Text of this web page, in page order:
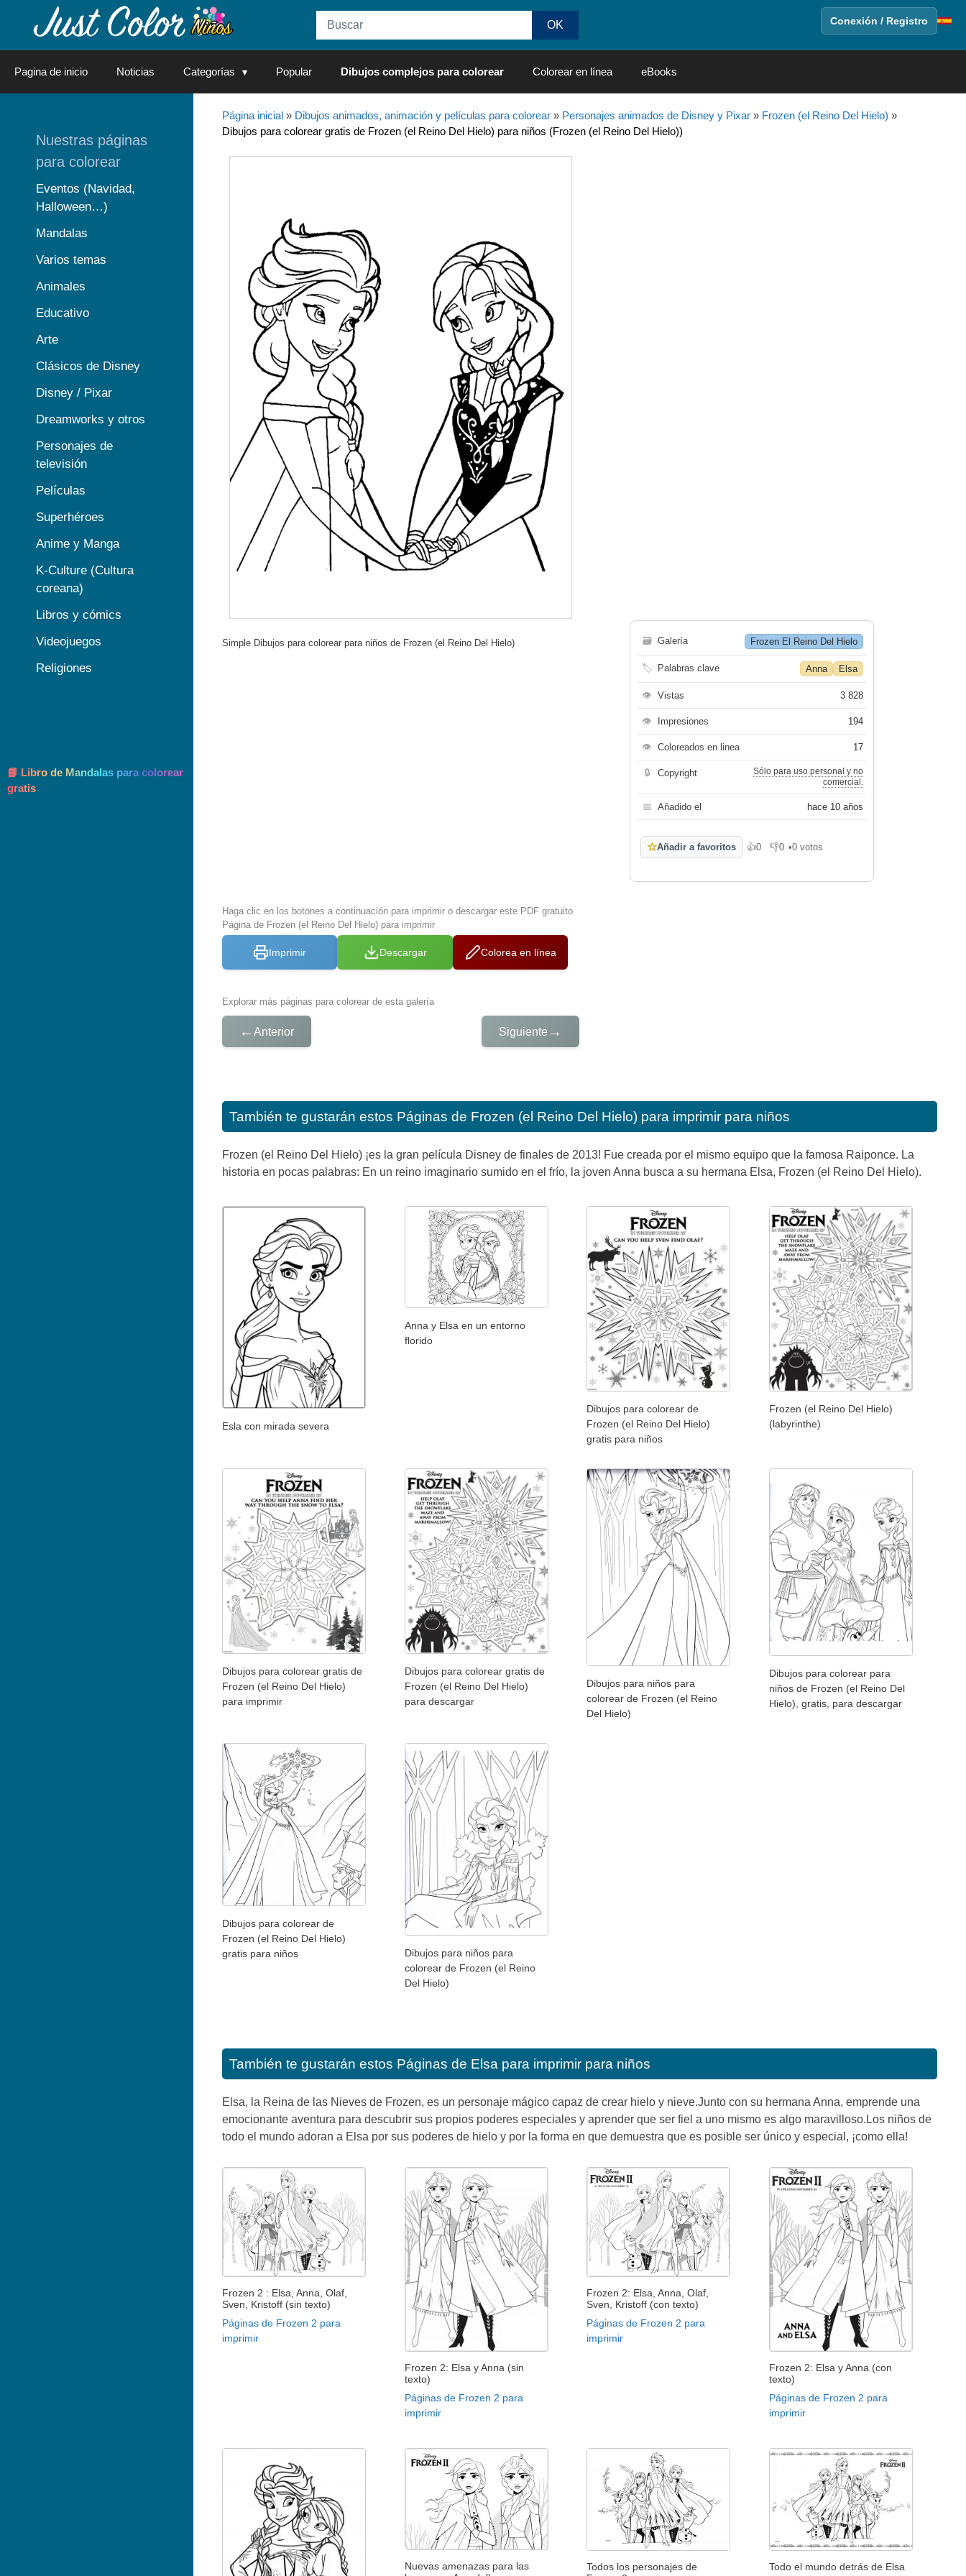
Conexión / Registro
Pagina de inicio Noticias Categorías Popular Dibujos complejos para colorear Colorear en línea eBooks
Página inicial» Dibujos animados, animación y películas para colorear» Personajes animados de Disney y Pixar» Frozen (el Reino Del Hielo) »
Dibujos para colorear gratis de Frozen (el Reino Del Hielo) para niños (Frozen (el Reino Del Hielo))
Simple Dibujos para colorear para niños de Frozen (el Reino Del Hielo)
Haga clic en los botones a continuación para imprimir o descargar este PDF gratuito
Página de Frozen (el Reino Del Hielo) para imprimir
Imprimir Descargar Colorea en línea
Explorar más páginas para colorear de esta galería
← Anterior Siguiente →
🗃 Galería Frozen El Reino Del Hielo
🏷 Palabras clave Anna Elsa
👁 Vistas 3 828
👁 Impresiones 194
👁 Coloreados en linea 17
🔒 Copyright
Sólo para uso personal y no
comercial.
📅 Añadido el hace 10 años
☆Añadir a favoritos 👍0
Me gusta
👎0
No me gusta
•0 votos
También te gustarán estos Páginas de Frozen (el Reino Del Hielo) para imprimir para niños
Frozen (el Reino Del Hielo) ¡es la gran película Disney de finales de 2013! Fue creada por el mismo equipo que la famosa Raiponce. La
historia en pocas palabras: En un reino imaginario sumido en el frío, la joven Anna busca a su hermana Elsa, Frozen (el Reino Del Hielo).
Esla con mirada severa
Anna y Elsa en un entorno
florido
Dibujos para colorear de
Frozen (el Reino Del Hielo)
gratis para niños
Frozen (el Reino Del Hielo)
(labyrinthe)
Dibujos para colorear gratis de
Frozen (el Reino Del Hielo)
para imprimir
Dibujos para colorear gratis de
Frozen (el Reino Del Hielo)
para descargar
Dibujos para niños para
colorear de Frozen (el Reino
Del Hielo)
Dibujos para colorear para
niños de Frozen (el Reino Del
Hielo), gratis, para descargar
Dibujos para colorear de
Frozen (el Reino Del Hielo)
gratis para niños
Dibujos para niños para
colorear de Frozen (el Reino
Del Hielo)
También te gustarán estos Páginas de Elsa para imprimir para niños
Elsa, la Reina de las Nieves de Frozen, es un personaje mágico capaz de crear hielo y nieve.Junto con su hermana Anna, emprende una
emocionante aventura para descubrir sus propios poderes especiales y aprender que ser fiel a uno mismo es algo maravilloso.Los niños de
todo el mundo adoran a Elsa por sus poderes de hielo y por la forma en que demuestra que es posible ser único y especial, ¡como ella!
Frozen 2 : Elsa, Anna, Olaf,
Sven, Kristoff (sin texto)
Páginas de Frozen 2 para
imprimir
Frozen 2: Elsa y Anna (sin
texto)
Páginas de Frozen 2 para
imprimir
Frozen 2: Elsa, Anna, Olaf,
Sven, Kristoff (con texto)
Páginas de Frozen 2 para
imprimir
Frozen 2: Elsa y Anna (con
texto)
Páginas de Frozen 2 para
imprimir
Nuevas amenazas para las
Todos los personajes de
Todo el mundo detrás de Elsa
Nuestras páginas
para colorear
Eventos (Navidad,
Halloween…)
Mandalas
Varios temas
Animales
Educativo
Arte
Clásicos de Disney
Disney / Pixar
Dreamworks y otros
Personajes de
televisión
Películas
Superhéroes
Anime y Manga
K-Culture (Cultura
coreana)
Libros y cómics
Videojuegos
Religiones
📘 Libro de Mandalas para colorear
gratis